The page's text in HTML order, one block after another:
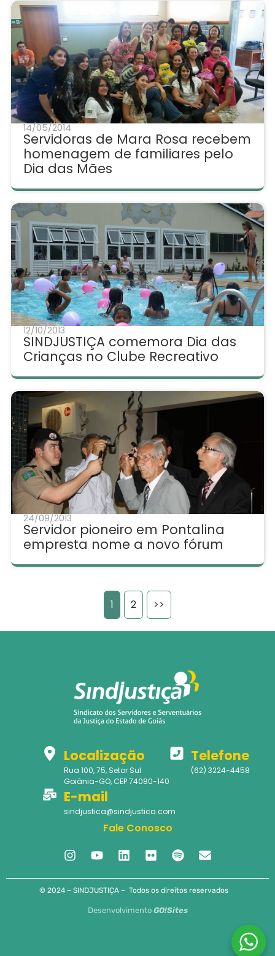
14/05/2014
Servidoras de Mara Rosa recebem
homenagem de familiares pelo
Dia das Mães
12/10/2013
SINDJUSTIÇA comemora Dia das
Crianças no Clube Recreativo
24/09/2013
Servidor pioneiro em Pontalina
empresta nome a novo fórum
1 2 >>
Localização
Rua 100, 75, Setor Sul
Goiânia-GO, CEP 74080-140
Telefone
(62) 3224-4458
E-mail
sindjustica@sindjustica.com
Fale Conosco
© 2024 – SINDJUSTIÇA – Todos os direitos reservados
Desenvolvimento GO!Sites